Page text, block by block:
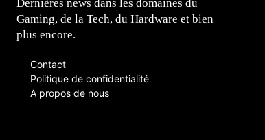
Dernières news dans les domaines du
Gaming, de la Tech, du Hardware et bien
plus encore.
Contact
Politique de confidentialité
A propos de nous